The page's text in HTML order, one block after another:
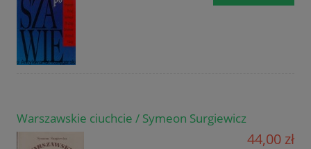
Warszawskie ciuchcie / Symeon Surgiewicz
44,00 zł